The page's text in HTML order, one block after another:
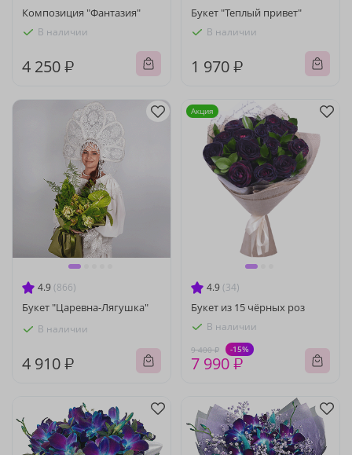
Композиция "Фантазия"
В наличии
4 250 ₽
Букет "Теплый привет"
В наличии
1 970 ₽
4.9 (866)
Букет "Царевна-Лягушка"
В наличии
4 910 ₽
4.9 (34)
Букет из 15 чёрных роз
В наличии
9 400 ₽ -15%
7 990 ₽
Акция